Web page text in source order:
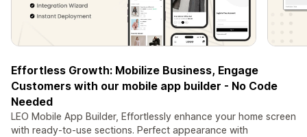
Effortless Growth: Mobilize Business, Engage
Customers with our mobile app builder - No Code
Needed
LEO Mobile App Builder, Effortlessly enhance your home screen
with ready-to-use sections. Perfect appearance with